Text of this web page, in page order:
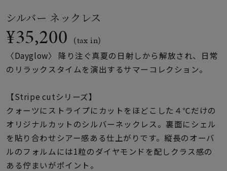
ファッションテイス
ト
コレクション
レディース
リングサイズ
～
シルバー ネックレス
¥35,200 (tax in)
〈Dayglow〉 降り注ぐ真夏の日射しから解放され、日常
のリラックスタイムを演出するサマーコレクション。
【Stripe cutシリーズ】
クォーツにストライプにカットをほどこした４℃だけの
オリジナルカットのシルバーネックレス。裏面にシェル
を貼り合わせシアー感ある仕上がりです。縦長のオーバ
ルのフォルムには1粒のダイヤモンドを配しクラス感の
ある佇まいがポイント。